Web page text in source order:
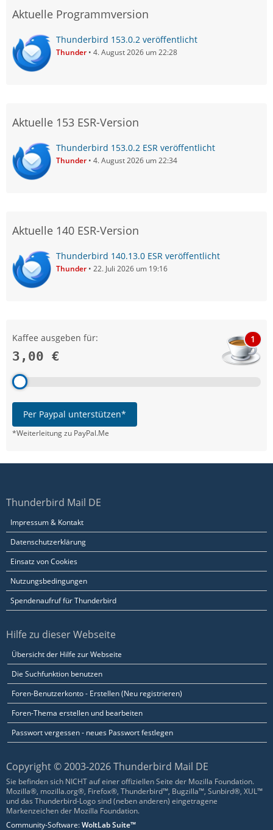
Aktuelle Programmversion
Thunderbird 153.0.2 veröffentlicht
Thunder 4. August 2026 um 22:28
Aktuelle 153 ESR-Version
Thunderbird 153.0.2 ESR veröffentlicht
Thunder 4. August 2026 um 22:34
Aktuelle 140 ESR-Version
Thunderbird 140.13.0 ESR veröffentlicht
Thunder 22. Juli 2026 um 19:16
Kaffee ausgeben für:
3,00 €
1
Per Paypal unterstützen*
*Weiterleitung zu PayPal.Me
Thunderbird Mail DE
Impressum & Kontakt
Datenschutzerklärung
Einsatz von Cookies
Nutzungsbedingungen
Spendenaufruf für Thunderbird
Hilfe zu dieser Webseite
Übersicht der Hilfe zur Webseite
Die Suchfunktion benutzen
Foren-Benutzerkonto - Erstellen (Neu registrieren)
Foren-Thema erstellen und bearbeiten
Passwort vergessen - neues Passwort festlegen
Copyright © 2003-2026 Thunderbird Mail DE
Sie befinden sich NICHT auf einer offiziellen Seite der Mozilla Foundation.
Mozilla®, mozilla.org®, Firefox®, Thunderbird™, Bugzilla™, Sunbird®, XUL™
und das Thunderbird-Logo sind (neben anderen) eingetragene
Markenzeichen der Mozilla Foundation.
Community-Software:WoltLab Suite™